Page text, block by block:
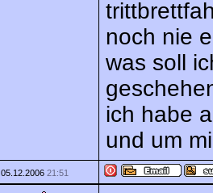
noch nie
was soll
ich habe
und um
05.12.2006 21:51